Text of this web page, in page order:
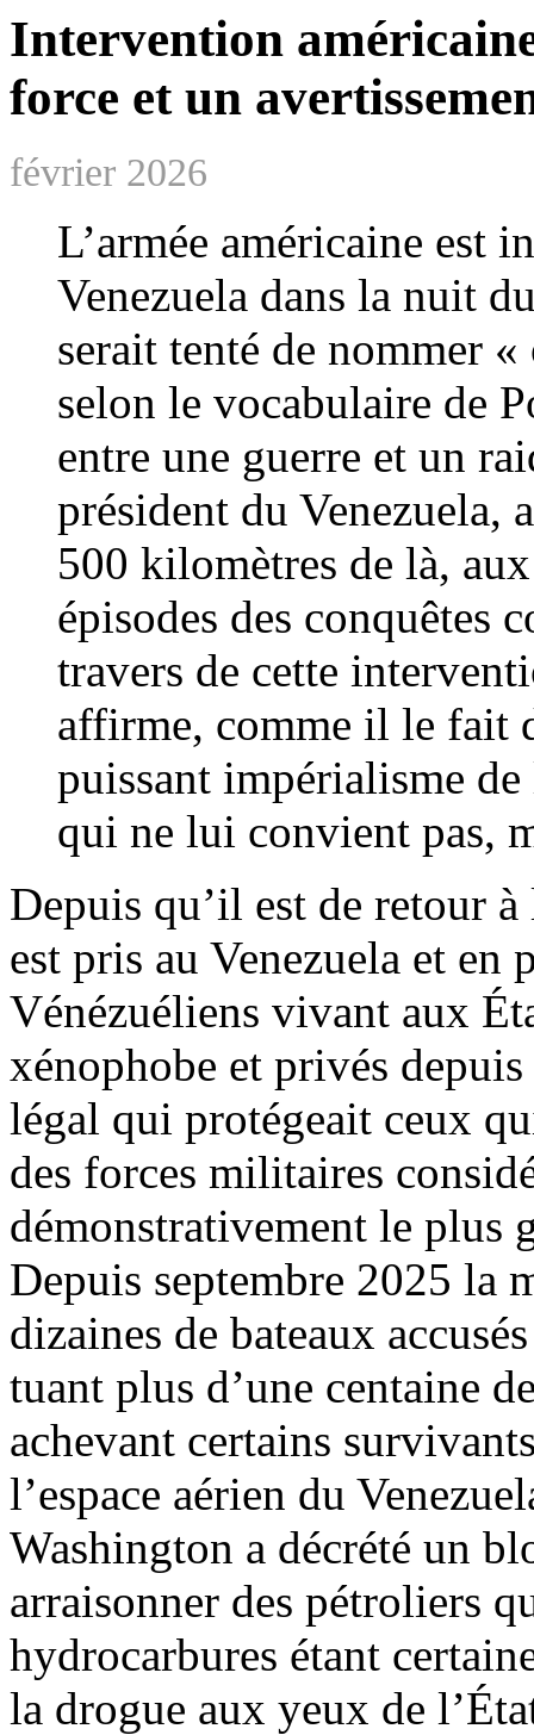
Intervention
force et un
février 2026
L’armée américaine est
Venezuela dans la nuit
serait tenté de nommer
selon le vocabulaire de
entre une guerre et un
président du Venezuela,
500 kilomètres de là,
épisodes des conquêtes
travers de cette
affirme, comme il le fait
puissant impérialisme
qui ne lui convient pas,
Depuis qu’il est de retour
est pris au Venezuela et
Vénézuéliens vivant aux
xénophobe et privés
légal qui protégeait ceux
des forces militaires
démonstrativement le plus
Depuis septembre 2025 la
dizaines de bateaux
tuant plus d’une centaine
achevant certains
l’espace aérien du
Washington a décrété un
arraisonner des pétroliers
hydrocarbures étant
la drogue aux yeux de